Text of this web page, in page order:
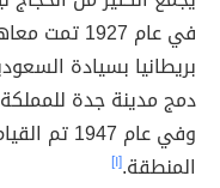
في عام
بريطانيا بسيادة
دمج مدينة جدة
وفي عام
المنطقة.[١]